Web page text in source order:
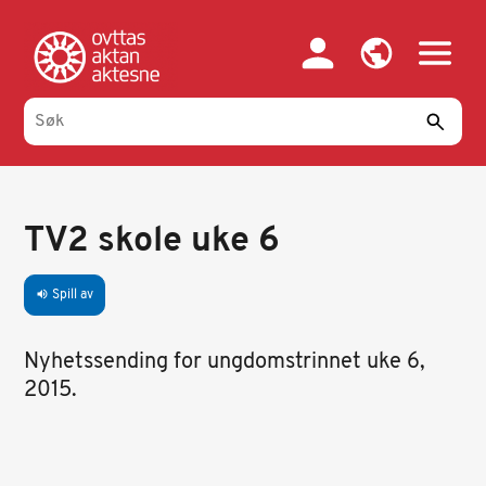
hovedinnhold
TV2 skole uke 6
volume_up Spill av
Nyhetssending for ungdomstrinnet uke 6,
2015.